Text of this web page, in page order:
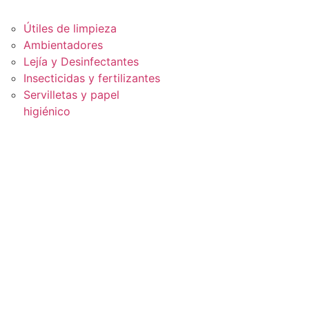
Útiles de limpieza
Ambientadores
Lejía y Desinfectantes
Insecticidas y fertilizantes
Servilletas y papel
higiénico